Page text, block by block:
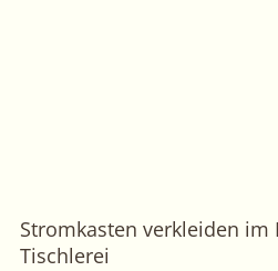
Stromkasten verkleiden im
Tischlerei